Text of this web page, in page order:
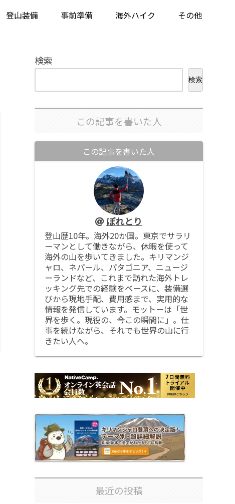
登山装備 事前準備 海外ハイク その他
検索
検索
この記事を書いた人
この記事を書いた人
ぽれとり
登山歴10年。海外20か国。東京でサラリ
ーマンとして働きながら、休暇を使って
海外の山を歩いてきました。キリマンジ
ャロ、ネパール、パタゴニア、ニュージ
ーランドなど、これまで訪れた海外トレ
ッキング先での経験をベースに、装備選
びから現地手配、費用感まで、実用的な
情報を発信しています。モットーは「世
界を歩く。現役の、今この瞬間に」。仕
事を続けながら、それでも世界の山に行
きたい人へ。
最近の投稿